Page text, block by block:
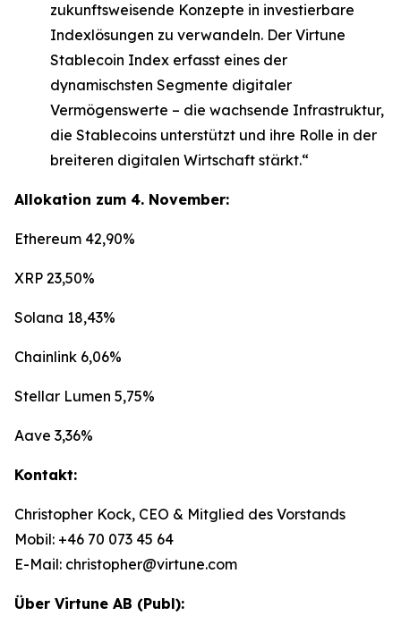
zukunftsweisende Konzepte in investierbare
Indexlösungen zu verwandeln. Der Virtune
Stablecoin Index erfasst eines der
dynamischsten Segmente digitaler
Vermögenswerte – die wachsende Infrastruktur,
die Stablecoins unterstützt und ihre Rolle in der
breiteren digitalen Wirtschaft stärkt.“
Allokation zum 4. November:
Ethereum 42,90%
XRP 23,50%
Solana 18,43%
Chainlink 6,06%
Stellar Lumen 5,75%
Aave 3,36%
Kontakt:
Christopher Kock, CEO & Mitglied des Vorstands
Mobil: +46 70 073 45 64
E-Mail: christopher@virtune.com
Über Virtune AB (Publ):